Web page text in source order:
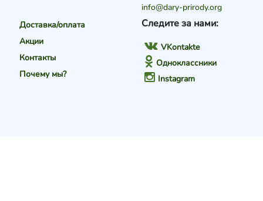
Доставка/оплата
Акции
Контакты
Почему мы?
Следите за нами:
VKontakte
Одноклассники
Instagram
info@dary-prirody.org